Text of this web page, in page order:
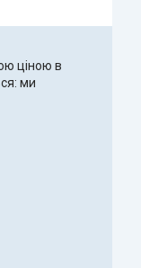
ціною в
ми